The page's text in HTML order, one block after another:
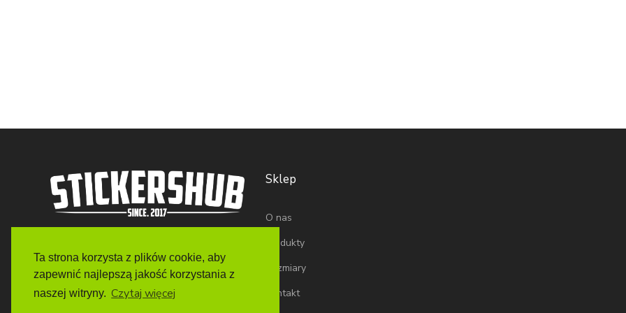
Sklep
O nas
Produkty
Rozmiary
Kontakt
Ta strona korzysta z plików cookie, aby
zapewnić najlepszą jakość korzystania z
naszej witryny. Czytaj więcej